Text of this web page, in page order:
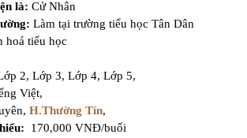
là: Cử Nhân
Làm tại trường tiểu học Tân Dân
hoá tiểu học
2, Lớp 3, Lớp 4, Lớp 5,
Việt,
H.Thường Tín,
170,000 VNĐ/buổi